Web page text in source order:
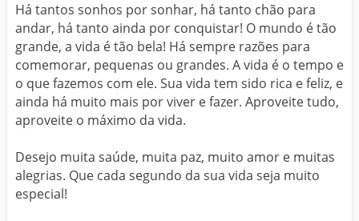
Há tantos sonhos por sonhar, há tanto chão para
andar, há tanto ainda por conquistar! O mundo é tão
grande, a vida é tão bela! Há sempre razões para
comemorar, pequenas ou grandes. A vida é o tempo e
o que fazemos com ele. Sua vida tem sido rica e feliz, e
ainda há muito mais por viver e fazer. Aproveite tudo,
aproveite o máximo da vida.
Desejo muita saúde, muita paz, muito amor e muitas
alegrias. Que cada segundo da sua vida seja muito
especial!